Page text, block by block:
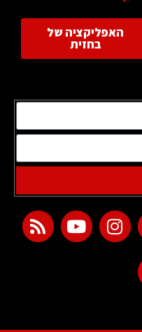
האפליקציה של
בחזית